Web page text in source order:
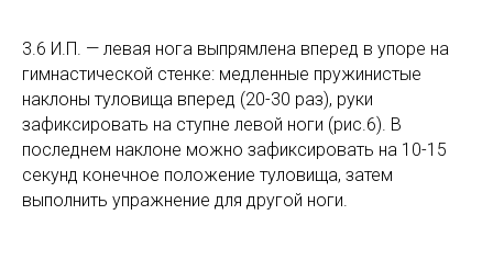
3.6 И.П. — левая нога выпрямлена вперед в упоре на
гимнастической стенке: медленные пружинистые
наклоны туловища вперед (20-30 раз), руки
зафиксировать на ступне левой ноги (рис.6). В
последнем наклоне можно зафиксировать на 10-15
секунд конечное положение туловища, затем
выполнить упражнение для другой ноги.